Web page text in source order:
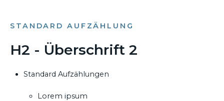
STANDARD AUFZÄHLUNG
H2 - Überschrift 2
Standard Aufzählungen
Lorem ipsum